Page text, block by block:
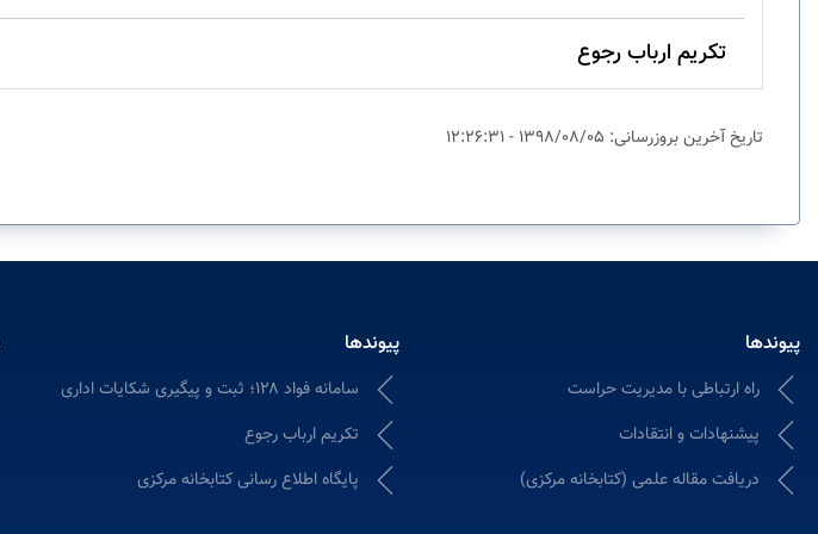
تکریم ارباب رجوع
تاریخ آخرین بروزرسانی: 1398/08/05 - 12:26:31
پیوندها
راه ارتباطی با مدیریت حراست
پیشنهادات و انتقادات
دریافت مقاله علمی (کتابخانه مرکزی)
پیوندها
سامانه فواد ۱۲۸؛ ثبت و پیگیری شکایات اداری
تکریم ارباب رجوع
پایگاه اطلاع رسانی کتابخانه مرکزی